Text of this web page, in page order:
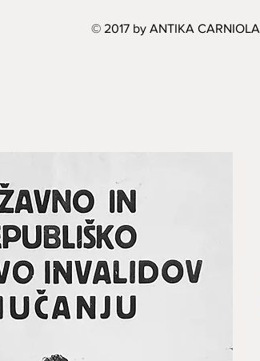
© 2017 by ANTIKA CARNIOLA